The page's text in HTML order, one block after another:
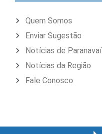
Quem Somos
Enviar Sugestão
Notícias de Paranavaí
Notícias da Região
Fale Conosco